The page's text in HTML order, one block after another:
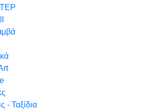
- Ταξίδια